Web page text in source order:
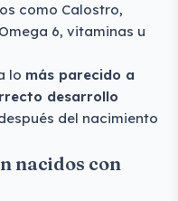
como Calostro,
6, vitaminas u
lo más parecido a
desarrollo
del nacimiento
nacidos con